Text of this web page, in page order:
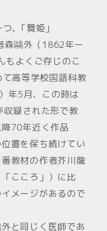
、｢舞姫」
森鷗外（1862年ー
もよくご存じのこ
高等学校国語科教
年5月、この時は
録された形で教
70年近く作品
置を保ち続けてい
教材の作者芥川龍
こころ」）に比
メージがあるので
と同じく医師であ